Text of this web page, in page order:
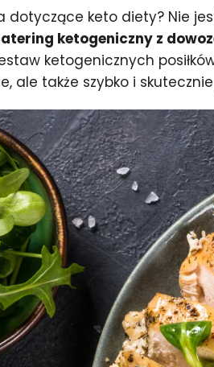
dotyczące keto diety? Nie
ketogeniczny z
ketogenicznych
ale także szybko i